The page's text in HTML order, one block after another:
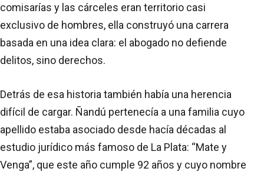
comisarías y las cárceles eran territorio casi
exclusivo de hombres, ella construyó una carrera
basada en una idea clara: el abogado no defiende
delitos, sino derechos.
Detrás de esa historia también había una herencia
difícil de cargar. Ñandú pertenecía a una familia cuyo
apellido estaba asociado desde hacía décadas al
estudio jurídico más famoso de La Plata: “Mate y
Venga”, que este año cumple 92 años y cuyo nombre